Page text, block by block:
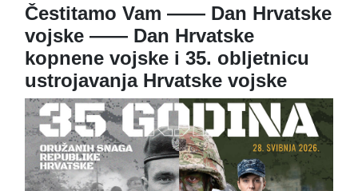
Čestitamo Vam —— Dan Hrvatske
vojske —— Dan Hrvatske
kopnene vojske i 35. obljetnicu
ustrojavanja Hrvatske vojske